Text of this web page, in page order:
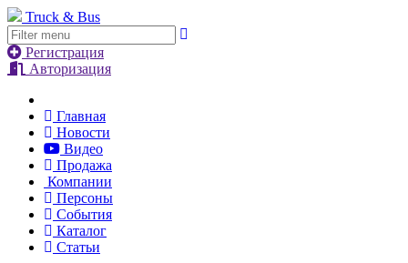
Truck & Bus
Регистрация
Авторизация
Главная
Новости
Видео
Продажа
Компании
Персоны
События
Каталог
Статьи